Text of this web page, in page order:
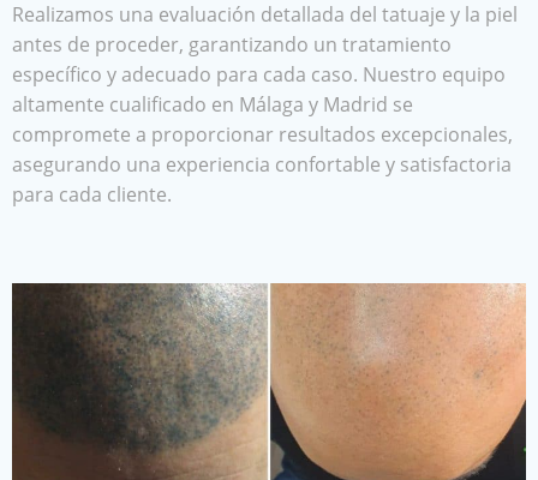
Realizamos una evaluación detallada del tatuaje y la piel
antes de proceder, garantizando un tratamiento
específico y adecuado para cada caso. Nuestro equipo
altamente cualificado en Málaga y Madrid se
compromete a proporcionar resultados excepcionales,
asegurando una experiencia confortable y satisfactoria
para cada cliente.